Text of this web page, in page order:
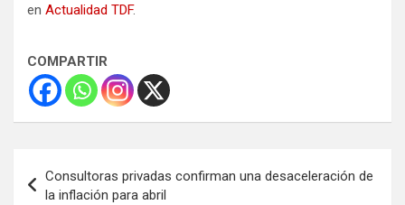
en Actualidad TDF.
COMPARTIR
de
Consultoras privadas confirman una desaceleración de
la inflación para abril